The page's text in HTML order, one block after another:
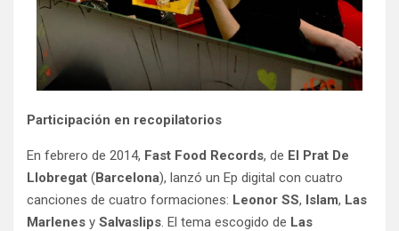
Participación en recopilatorios
En febrero de 2014, Fast Food Records, de El Prat De
Llobregat (Barcelona), lanzó un Ep digital con cuatro
canciones de cuatro formaciones: Leonor SS, Islam, Las
Marlenes y Salvaslips. El tema escogido de Las